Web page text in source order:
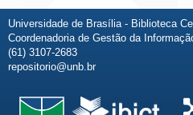
Universidade de Brasília - Biblioteca
Coordenadoria de Gestão da
(61) 3107-2683
repositorio@unb.br